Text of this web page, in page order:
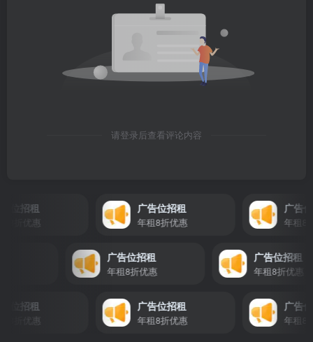
请登录后查看评论内容
招租 广告位招租
年租8折优惠
广告位招
年租8折优
广告位招租
年租8折优惠
广告位招
年租8折优
招租 广告位招租
年租8折优惠
广告位招
年租8折优